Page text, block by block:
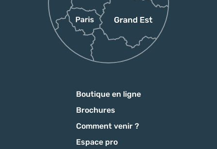
Boutique en ligne
Brochures
Comment venir ?
Espace pro